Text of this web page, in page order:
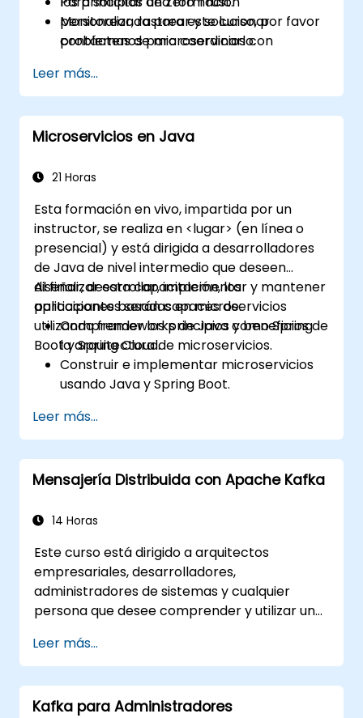
Monitorear, rastrear y solucionar
problemas de microservicios con
Integrar Istio con Calico para políticas de
red avanzadas y seguridad.
personalizada para este curso, por favor
contáctenos para coordinarlo.
Leer más...
Microservicios en Java
21 Horas
Esta formación en vivo, impartida por un
instructor, se realiza en <lugar> (en línea o
presencial) y está dirigida a desarrolladores
de Java de nivel intermedio que deseen
diseñar, desarrollar, implementar y mantener
aplicaciones basadas en microservicios
utilizando frameworks de Java como Spring
Boot y Spring Cloud.
Al finalizar esta capacitación, los
participantes serán capaces de:
Comprender los principios y beneficios de
la arquitectura de microservicios.
Construir e implementar microservicios
usando Java y Spring Boot.
servicios, la gestión de configuraciones y
las puertas de enlace API.
Asegurar, monitorear y escalar
microservicios de manera efectiva.
Docker y Kubernetes.
Leer más...
Mensajería Distribuida con Apache Kafka
14 Horas
Este curso está dirigido a arquitectos
empresariales, desarrolladores,
administradores de sistemas y cualquier
persona que desee comprender y utilizar un
rendimiento. Si tiene requisitos más
específicos (por ejemplo, solo la parte de
administración de sistemas), este curso
puede personalizarse para adaptarse mejor a
Leer más...
Kafka para Administradores